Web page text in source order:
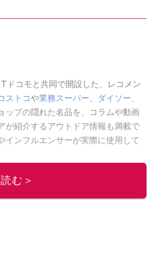
ドコモと共同で開設した、レコメン
ストコや業務スーパー ダイソー
ップの隠れた名品を、コラムや動画
が紹介するアウトドア情報も満載で
インフルエンサーが実際に使用して
む＞